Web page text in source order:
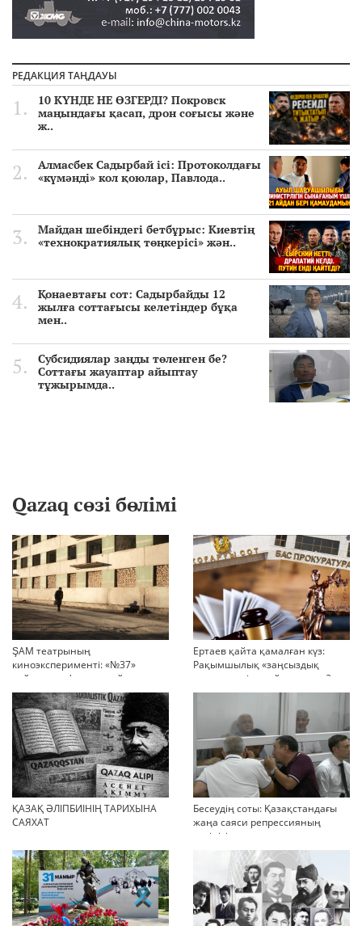
РЕДАКЦИЯ ТАҢДАУЫ
10 КҮНДЕ НЕ ӨЗГЕРДІ? Покровск
маңындағы қасап, дрон соғысы және
ж..
Алмасбек Садырбай ісі: Протоколдағы
«күмәнді» кол қоюлар, Павлода..
Майдан шебіндегі бетбұрыс: Киевтің
«технократиялық төңкерісі» жән..
Қонаевтағы сот: Садырбайды 12
жылға соттағысы келетіндер бұқа
мен..
Субсидиялар заңды төленген бе?
Соттағы жауаптар айыптау
тұжырымда..
Qazaq сөзі бөлімі
ŞAM театрының
киноэксперименті: «№37»
қойылымы фильмге айналды
Ертаев қайта қамалған күз:
Рақымшылық «заңсыздық
жәрмеңкесіне» айналды ма?
ҚАЗАҚ ӘЛІПБИІНІҢ ТАРИХЫНА
САЯХАТ
Бесеудің соты: Қазақстандағы
жаңа саяси репрессияның
көрінісі